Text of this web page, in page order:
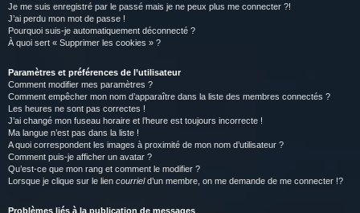
Je me suis enregistré par le passé mais je ne peux plus me connecter ?!
J’ai perdu mon mot de passe !
Pourquoi suis-je automatiquement déconnecté ?
À quoi sert « Supprimer les cookies » ?
Paramètres et préférences de l’utilisateur
Comment modifier mes paramètres ?
Comment empêcher mon nom d’apparaître dans la liste des membres connectés ?
Les heures ne sont pas correctes !
J’ai changé mon fuseau horaire et l’heure est toujours incorrecte !
Ma langue n’est pas dans la liste !
A quoi correspondent les images à proximité de mon nom d’utilisateur ?
Comment puis-je afficher un avatar ?
Qu’est-ce que mon rang et comment le modifier ?
Lorsque je clique sur le lien courrield’un membre, on me demande de me connecter !?
Problèmes liés à la publication de messages